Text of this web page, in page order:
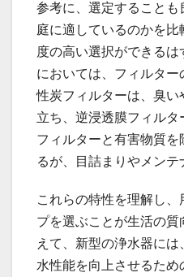
参考に、選定すること
庭に適しているのかを
度の高い選択ができる
においては、フィルタ
性炭フィルターは、臭
立ち、逆浸透膜フィル
フィルターと有害物質
るが、目詰まりやメンテ
これらの特性を理解し
プを選ぶことが生活の
えて、新型の浄水器に
水性能を向上させるため